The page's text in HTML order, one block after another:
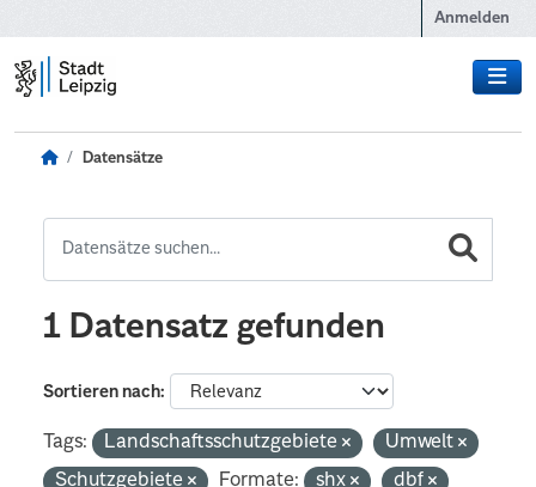
Anmelden
Datensätze
1 Datensatz gefunden
Sortieren nach
Tags: Landschaftsschutzgebiete
Umwelt
Schutzgebiete
Formate: shx
dbf